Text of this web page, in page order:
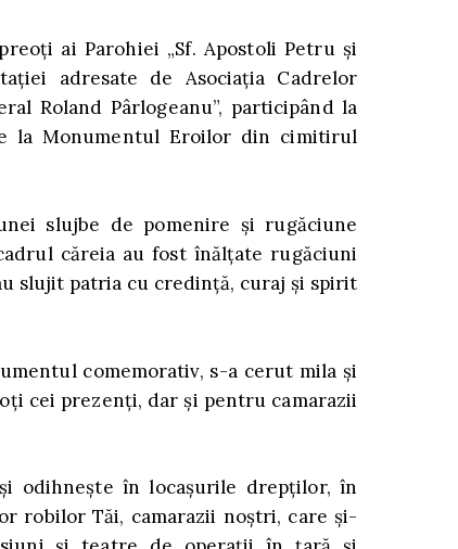
ai Parohiei „Sf. Apostoli Petru și
adresate de Asociația Cadrelor
Roland Pârlogeanu”, participând la
la Monumentul Eroilor din cimitirul
slujbe de pomenire și rugăciune
căreia au fost înălțate rugăciuni
slujit patria cu credință, curaj și spirit
comemorativ, s-a cerut mila și
cei prezenți, dar și pentru camarazii
odihnește în locașurile drepților, în
robilor Tăi, camarazii noștri, care și-